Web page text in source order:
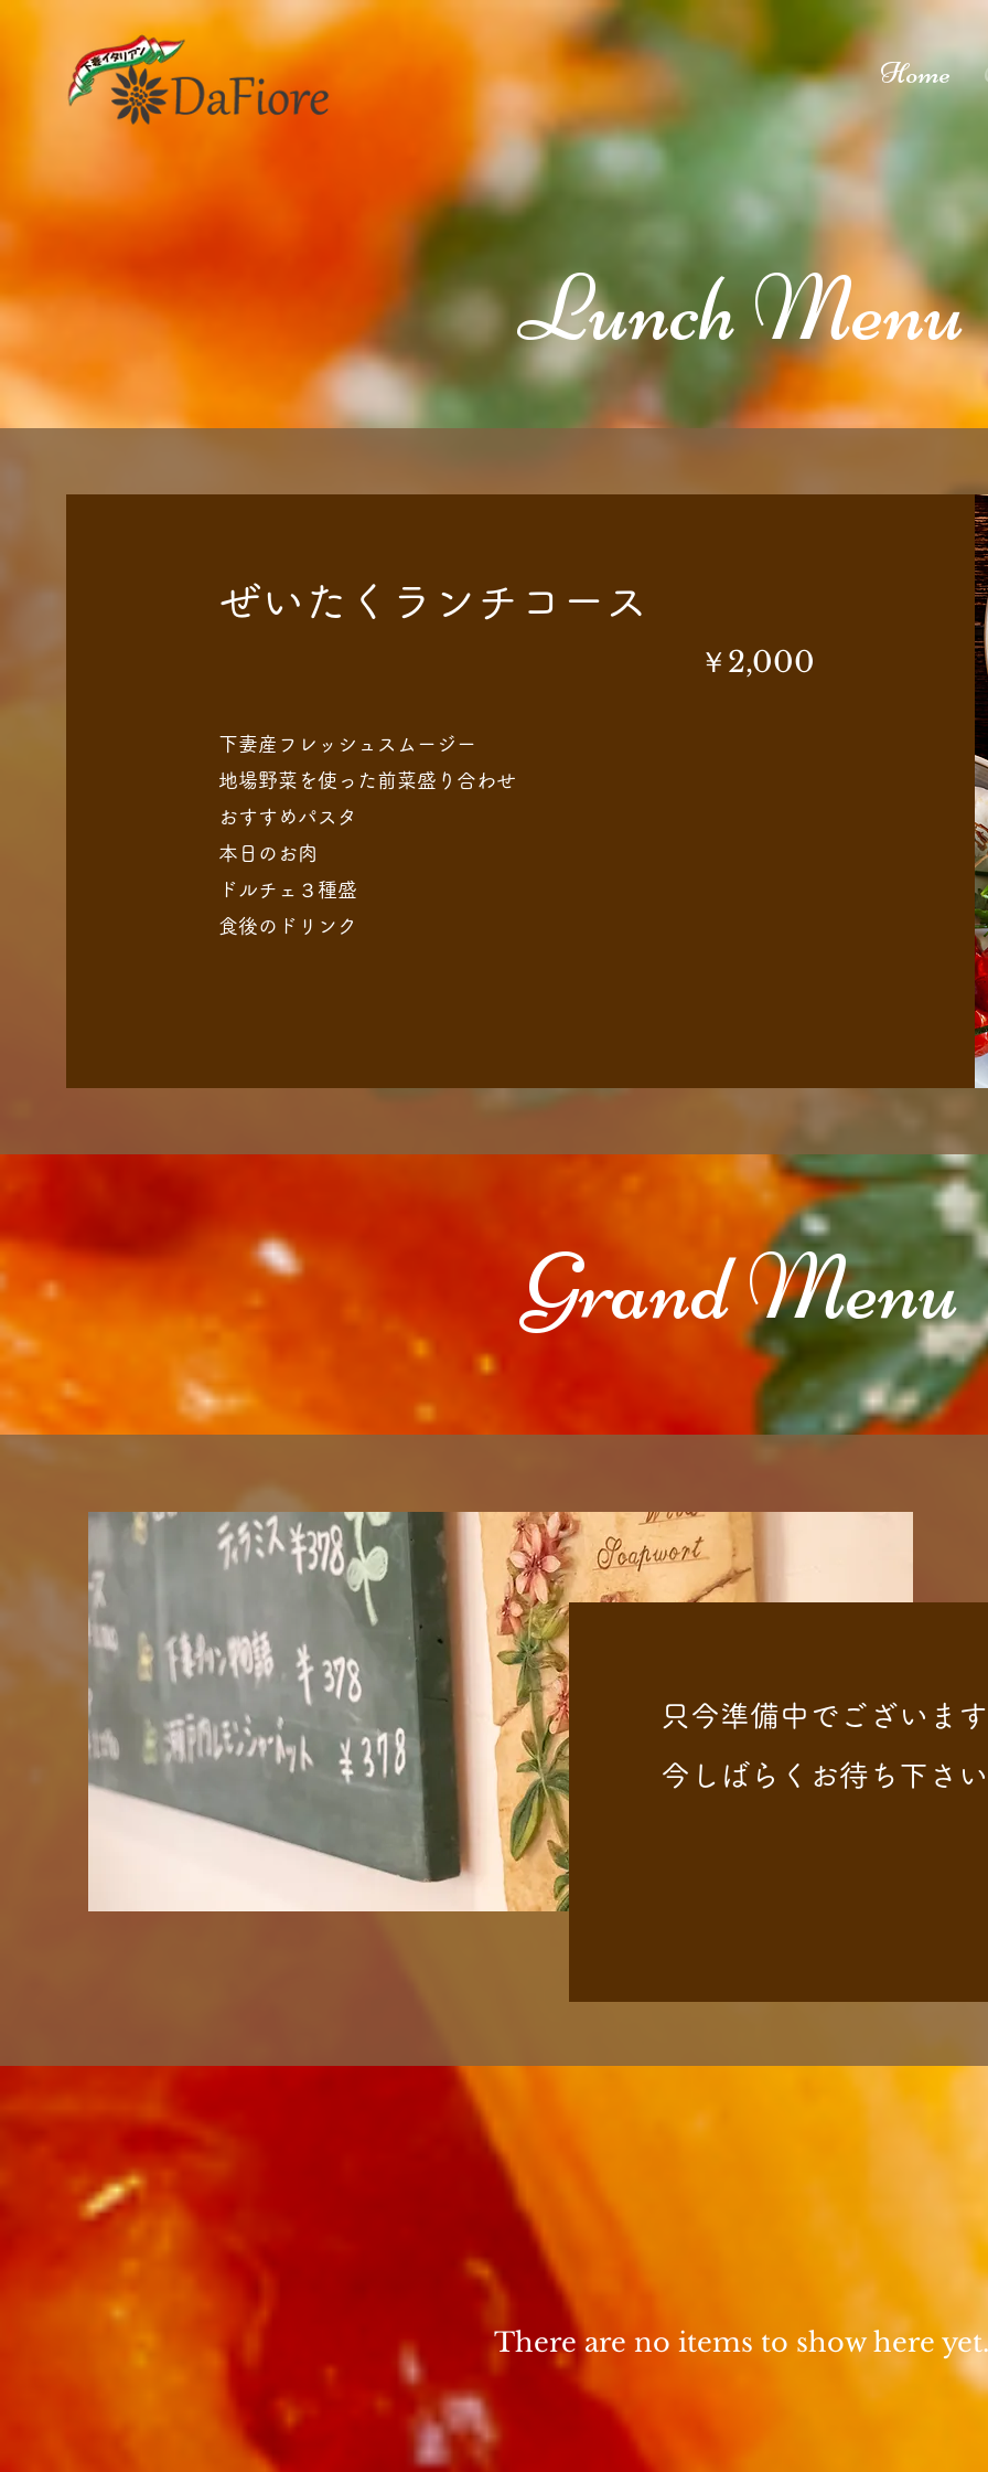
Home
Lunch Menu
​ぜいたくランチコース
​￥2,000
下妻産フレッシュスムージー
地場野菜を使った前菜盛り合わせ
おすすめパスタ
本日のお肉
ドルチェ３種盛
​食後のドリンク
Grand Menu
只今準備中でございま
今しばらくお待ち下さ
There are no items to show here yet.